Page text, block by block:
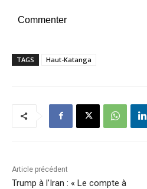
Commenter
TAGS Haut-Katanga
Article précédent
Trump à l’Iran : « Le compte à